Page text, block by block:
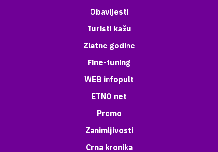
Obavijesti
Turisti kažu
Zlatne godine
Fine-tuning
WEB infopult
ETNO net
Promo
Zanimljivosti
Crna kronika